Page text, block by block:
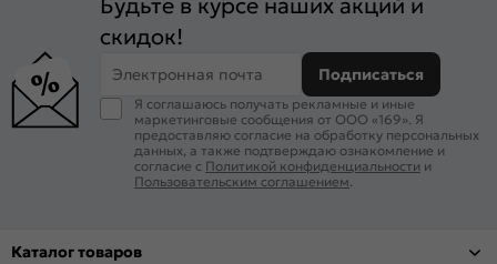
Будьте в курсе наших акций и
скидок!
Электронная почта Подписаться
Я соглашаюсь получать рекламные и иные
маркетинговые сообщения от ООО «169». Я
предоставляю согласие на обработку персональных
данных, а также подтверждаю ознакомление и
согласие с Политикой конфиденциальности и
Пользовательским соглашением.
Каталог товаров